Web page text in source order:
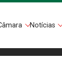
Notícias